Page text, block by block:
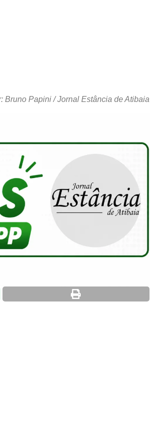
Bruno Papini / Jornal Estância de Atibaia